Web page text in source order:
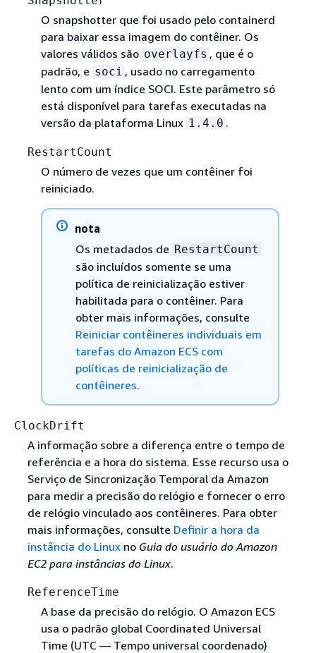
O snapshotter que foi usado pelo containerd
para baixar essa imagem do contêiner. Os
valores válidos são overlayfs , que é o
padrão, e soci , usado no carregamento
lento com um índice SOCI. Este parâmetro só
está disponível para tarefas executadas na
versão da plataforma Linux 1.4.0 .
RestartCount
O número de vezes que um contêiner foi
reiniciado.
nota
Os metadados de RestartCount
são incluídos somente se uma
política de reinicialização estiver
habilitada para o contêiner. Para
obter mais informações, consulte
Reiniciar contêineres individuais em
tarefas do Amazon ECS com
políticas de reinicialização de
contêineres.
ClockDrift
A informação sobre a diferença entre o tempo de
referência e a hora do sistema. Esse recurso usa o
Serviço de Sincronização Temporal da Amazon
para medir a precisão do relógio e fornecer o erro
de relógio vinculado aos contêineres. Para obter
mais informações, consulte Definir a hora da
instância do Linuxno Guia do usuário do Amazon
EC2 para instâncias do Linux.
ReferenceTime
A base da precisão do relógio. O Amazon ECS
usa o padrão global Coordinated Universal
Time (UTC — Tempo universal coordenado)